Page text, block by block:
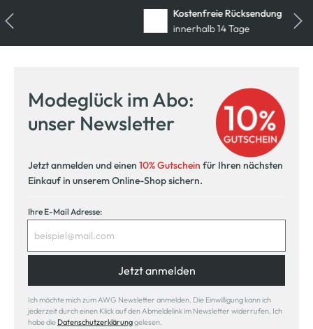
Kostenfreie Rücksendung
innerhalb 14 Tage
Modeglück im Abo:
unser Newsletter
Jetzt anmelden und einen 10% Gutschein für Ihren nächsten
Einkauf in unserem Online-Shop sichern.
Ihre E-Mail Adresse:
Jetzt anmelden
Ich möchte mich zum AWG Newsletter anmelden. Die Einwilligung kann ich
jederzeit durch einen Klick auf den Abmeldelink im Newsletter widerrufen. Ich
habe die Datenschutzerklärunggelesen.